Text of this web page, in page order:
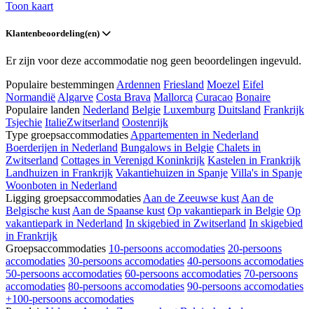
Toon kaart
Klantenbeoordeling(en)
Er zijn voor deze accommodatie nog geen beoordelingen ingevuld.
Populaire bestemmingenArdennen Friesland Moezel Eifel
NormandiëAlgarve Costa Brava Mallorca Curacao Bonaire
Populaire landen Nederland Belgie Luxemburg Duitsland Frankrijk
Tsjechie ItalieZwitserland Oostenrijk
Type groepsaccommodatiesAppartementen in Nederland
Boerderijen in Nederland Bungalows in Belgie Chalets in
Zwitserland Cottages in Verenigd Koninkrijk Kastelen in Frankrijk
Landhuizen in Frankrijk Vakantiehuizen in Spanje Villa's in Spanje
Woonboten in Nederland
Ligging groepsaccommodatiesAan de Zeeuwse kustAan de
Belgische kustAan de Spaanse kust Op vakantiepark in Belgie Op
vakantiepark in Nederland In skigebied in Zwitserland In skigebied
in Frankrijk
Groepsaccommodaties 10-persoons accomodaties 20-persoons
accomodaties 30-persoons accomodaties 40-persoons accomodaties
50-persoons accomodaties 60-persoons accomodaties 70-persoons
accomodaties 80-persoons accomodaties 90-persoons accomodaties
+100-persoons accomodaties